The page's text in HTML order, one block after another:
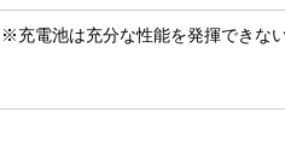
※充電池は充分な性能を発揮できな